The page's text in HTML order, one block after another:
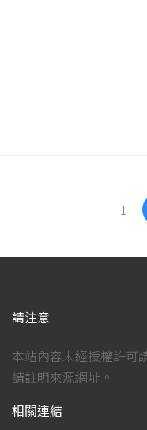
1
請注意
本站內容未經授權許可
請註明來源網址。
相關連結